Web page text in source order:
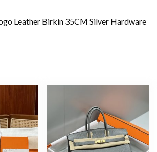
Leather Birkin 35CM Silver Hardware